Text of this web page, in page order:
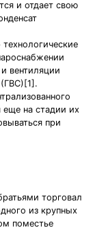
и отдает свою
вентиляции
на стадии их
при
торговал
из крупных
поместье